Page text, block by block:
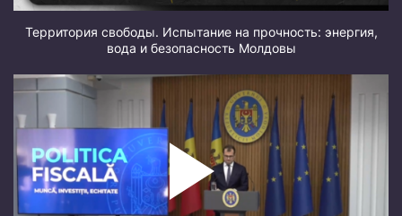
Территория свободы. Испытание на прочность: энергия,
вода и безопасность Молдовы